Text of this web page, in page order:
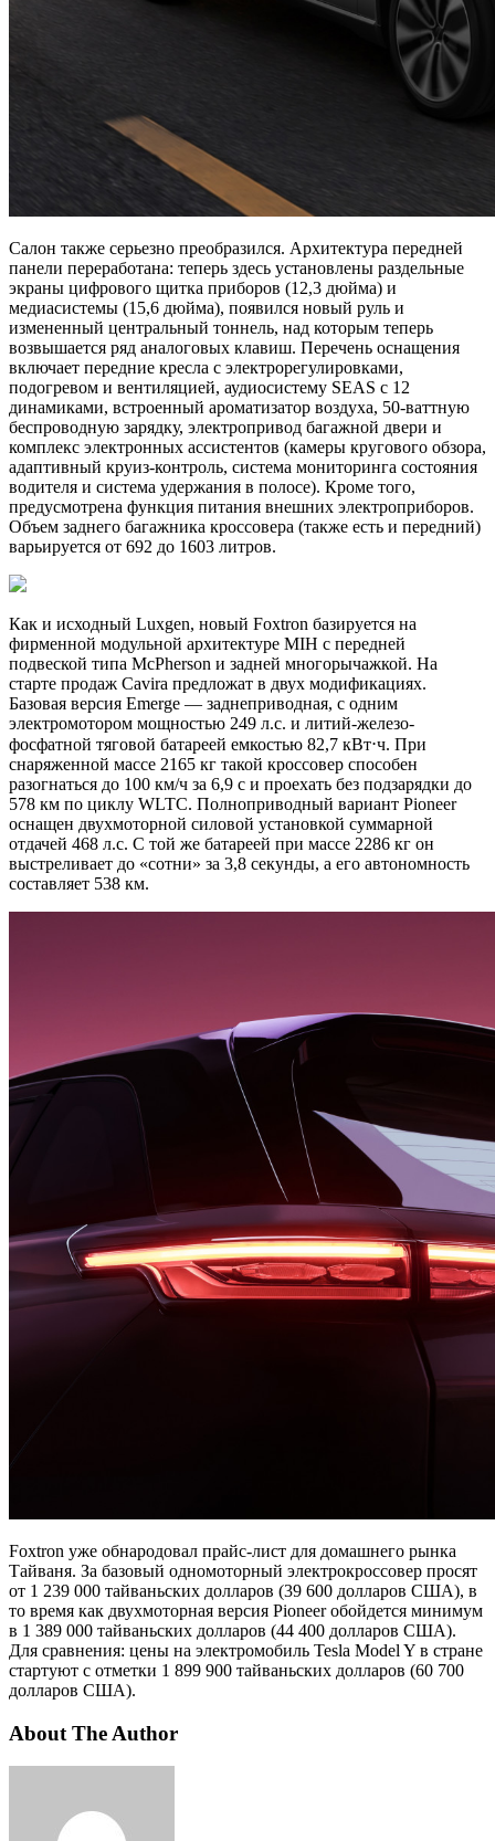
Салон также серьезно преобразился. Архитектура передней
панели переработана: теперь здесь установлены раздельные
экраны цифрового щитка приборов (12,3 дюйма) и
медиасистемы (15,6 дюйма), появился новый руль и
измененный центральный тоннель, над которым теперь
возвышается ряд аналоговых клавиш. Перечень оснащения
включает передние кресла с электрорегулировками,
подогревом и вентиляцией, аудиосистему SEAS с 12
динамиками, встроенный ароматизатор воздуха, 50-ваттную
беспроводную зарядку, электропривод багажной двери и
комплекс электронных ассистентов (камеры кругового обзора,
адаптивный круиз-контроль, система мониторинга состояния
водителя и система удержания в полосе). Кроме того,
предусмотрена функция питания внешних электроприборов.
Объем заднего багажника кроссовера (также есть и передний)
варьируется от 692 до 1603 литров.
Как и исходный Luxgen, новый Foxtron базируется на
фирменной модульной архитектуре MIH с передней
подвеской типа McPherson и задней многорычажкой. На
старте продаж Cavira предложат в двух модификациях.
Базовая версия Emerge — заднеприводная, с одним
электромотором мощностью 249 л.с. и литий-железо-
фосфатной тяговой батареей емкостью 82,7 кВт⋅ч. При
снаряженной массе 2165 кг такой кроссовер способен
разогнаться до 100 км/ч за 6,9 с и проехать без подзарядки до
578 км по циклу WLTC. Полноприводный вариант Pioneer
оснащен двухмоторной силовой установкой суммарной
отдачей 468 л.с. С той же батареей при массе 2286 кг он
выстреливает до «сотни» за 3,8 секунды, а его автономность
составляет 538 км.
Foxtron уже обнародовал прайс-лист для домашнего рынка
Тайваня. За базовый одномоторный электрокроссовер просят
от 1 239 000 тайваньских долларов (39 600 долларов США), в
то время как двухмоторная версия Pioneer обойдется минимум
в 1 389 000 тайваньских долларов (44 400 долларов США).
Для сравнения: цены на электромобиль Tesla Model Y в стране
стартуют с отметки 1 899 900 тайваньских долларов (60 700
долларов США).
About The Author